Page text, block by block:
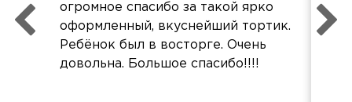
огромное спасибо за такой ярко
оформленный, вкуснейший тортик.
Ребёнок был в восторге. Очень
довольна. Большое спасибо!!!!
и